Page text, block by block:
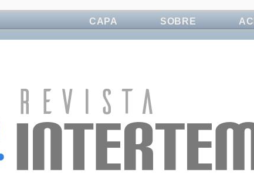
CAPA SOBRE